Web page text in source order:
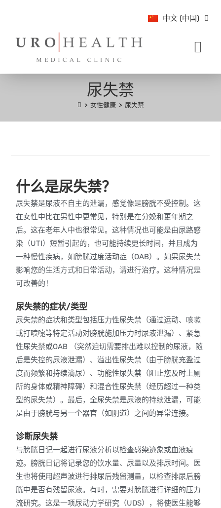
中文 (中国)
Bahasa
尿失禁
> 女性健康 > 尿失禁
什么是尿失禁？
尿失禁是尿液不自主的泄漏，感觉像是膀胱不受控制。这
在女性中比在男性中更常见，特别是在分娩和更年期之
后。这在老年人中也很常见。这种情况也可能是由尿路感
染（UTI）短暂引起的，也可能持续更长时间，并且成为
一种慢性疾病，如膀胱过度活动症（OAB）。如果尿失禁
影响您的生活方式和日常活动，请进行治疗。这种情况是
可改善的！
尿失禁的症状/类型
尿失禁的症状和类型包括压力性尿失禁（通过运动、咳嗽
或打喷嚏等特定活动对膀胱施加压力时尿液泄漏）、紧急
性尿失禁或OAB （突然迫切需要排出难以控制的尿液，随
后是失控的尿液泄漏）、溢出性尿失禁（由于膀胱充盈过
度而频繁和持续滴尿）、功能性尿失禁（阻止您及时上厕
所的身体或精神障碍）和混合性尿失禁（经历超过一种类
型的尿失禁）。最后，全尿失禁是尿液的持续泄漏，可能
是由于膀胱与另一个器官（如阴道）之间的异常连接。
诊断尿失禁
与膀胱日记一起进行尿液分析以检查感染迹象或血液痕
迹。膀胱日记将记录您的饮水量、尿量以及排尿时间。医
生也将使用超声波进行排尿后残留测量，以检查排尿后膀
胱中是否有残留尿液。有时，需要对膀胱进行详细的压力
流研究。这是一项尿动力学研究（UDS），将使医生能够